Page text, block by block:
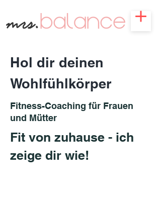
Hol dir deinen
Wohlfühlkörper
Fitness-Coaching für Frauen
und Mütter
Fit von zuhause - ich
zeige dir wie!